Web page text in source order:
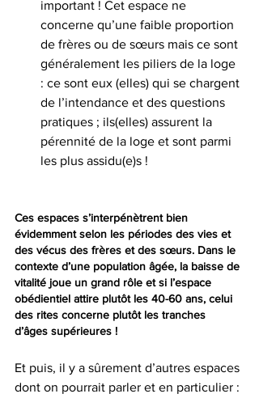
important ! Cet espace ne
concerne qu’une faible proportion
de frères ou de sœurs mais ce sont
généralement les piliers de la loge
: ce sont eux (elles) qui se chargent
de l’intendance et des questions
pratiques ; ils(elles) assurent la
pérennité de la loge et sont parmi
les plus assidu(e)s !
Ces espaces s’interpénètrent bien
évidemment selon les périodes des vies et
des vécus des frères et des sœurs. Dans le
contexte d’une population âgée, la baisse de
vitalité joue un grand rôle et si l’espace
obédientiel attire plutôt les 40-60 ans, celui
des rites concerne plutôt les tranches
d’âges supérieures !
Et puis, il y a sûrement d’autres espaces
dont on pourrait parler et en particulier :